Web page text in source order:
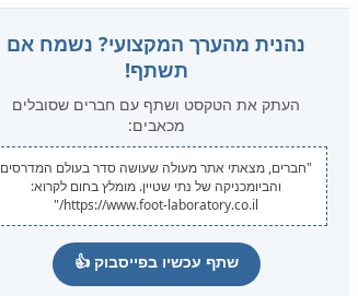
נהנית מהערך המקצועי? נשמח אם
תשתף!
העתק את הטקסט ושתף עם חברים שסובלים
מכאבים:
"חברים, מצאתי אתר מעולה שעושה סדר בעולם המדרסים
והביומכניקה של נתי שטיין. מומלץ בחום לקרוא:
https://www.foot-laboratory.co.il/"
שתף עכשיו בפייסבוק 👍